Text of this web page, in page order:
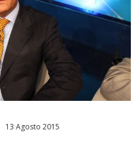
13 Agosto 2015